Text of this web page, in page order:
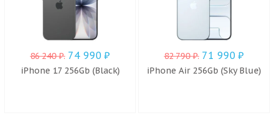
86 240₽. 74 990₽
iPhone 17 256Gb (Black)
82 790₽. 71 990₽
iPhone Air 256Gb (Sky Blue)